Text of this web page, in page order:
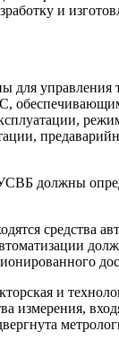
и
для управления
должны
средства
и
измерения,